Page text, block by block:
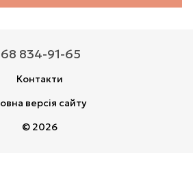
834-91-65
Контакти
версія сайту
© 2026